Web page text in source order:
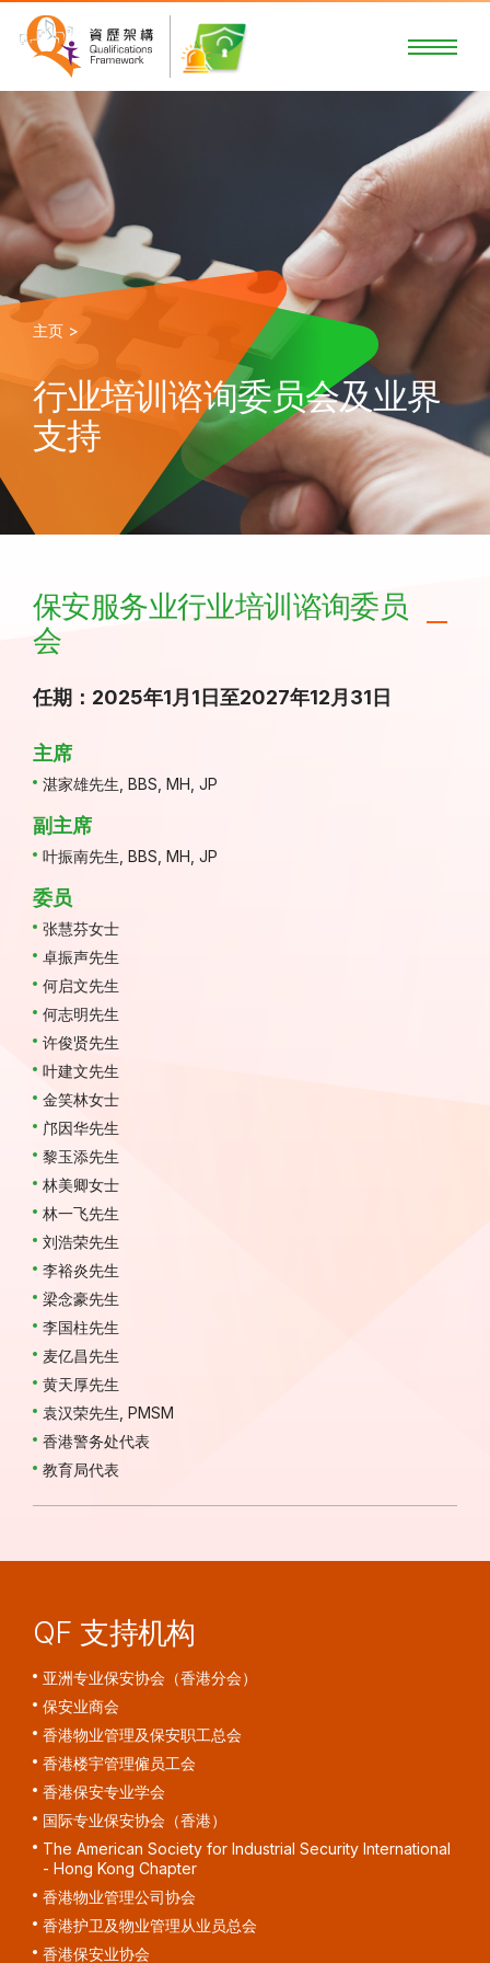
主页 >
行业培训谘询委员会及业界
支持
保安服务业行业培训谘询委员
会
任期：2025年1月1日至2027年12月31日
主席
湛家雄先生, BBS, MH, JP
副主席
叶振南先生, BBS, MH, JP
委员
张慧芬女士
卓振声先生
何启文先生
何志明先生
许俊贤先生
叶建文先生
金笑林女士
邝因华先生
黎玉添先生
林美卿女士
林一飞先生
刘浩荣先生
李裕炎先生
梁念豪先生
李国柱先生
麦亿昌先生
黄天厚先生
袁汉荣先生, PMSM
香港警务处代表
教育局代表
QF 支持机构
亚洲专业保安协会（香港分会）
保安业商会
香港物业管理及保安职工总会
香港楼宇管理僱员工会
香港保安专业学会
国际专业保安协会（香港）
The American Society for Industrial Security International
- Hong Kong Chapter
香港物业管理公司协会
香港护卫及物业管理从业员总会
香港保安业协会